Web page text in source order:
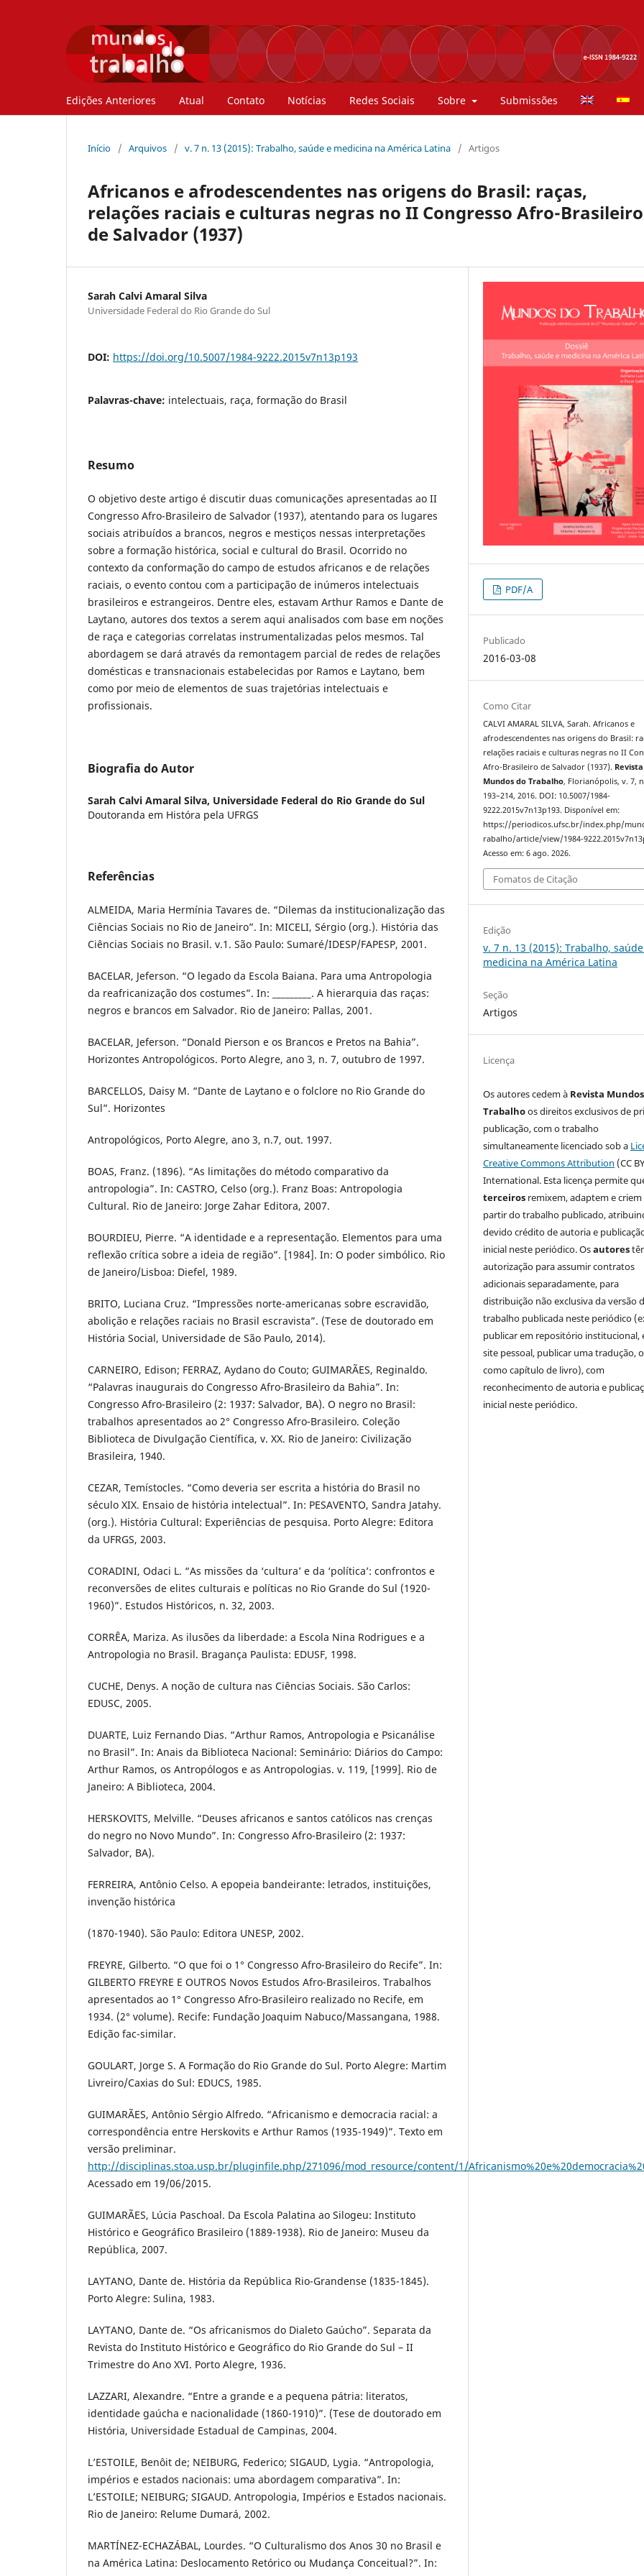
Edições Anteriores Atual Contato Notícias Redes Sociais Sobre Submissões
Início / Arquivos / v. 7 n. 13 (2015): Trabalho, saúde e medicina na América Latina / Artigos
Africanos e afrodescendentes nas origens do Brasil: raças,
relações raciais e culturas negras no II Congresso Afro-Brasileiro
de Salvador (1937)
Sarah Calvi Amaral Silva
Universidade Federal do Rio Grande do Sul
DOI: https://doi.org/10.5007/1984-9222.2015v7n13p193
Palavras-chave: intelectuais, raça, formação do Brasil
Resumo
O objetivo deste artigo é discutir duas comunicações apresentadas ao II
Congresso Afro-Brasileiro de Salvador (1937), atentando para os lugares
sociais atribuídos a brancos, negros e mestiços nessas interpretações
sobre a formação histórica, social e cultural do Brasil. Ocorrido no
contexto da conformação do campo de estudos africanos e de relações
raciais, o evento contou com a participação de inúmeros intelectuais
brasileiros e estrangeiros. Dentre eles, estavam Arthur Ramos e Dante de
Laytano, autores dos textos a serem aqui analisados com base em noções
de raça e categorias correlatas instrumentalizadas pelos mesmos. Tal
abordagem se dará através da remontagem parcial de redes de relações
domésticas e transnacionais estabelecidas por Ramos e Laytano, bem
como por meio de elementos de suas trajetórias intelectuais e
profissionais.
Biografia do Autor
Sarah Calvi Amaral Silva, Universidade Federal do Rio Grande do Sul
Doutoranda em Históra pela UFRGS
Referências
ALMEIDA, Maria Hermínia Tavares de. “Dilemas da institucionalização das
Ciências Sociais no Rio de Janeiro”. In: MICELI, Sérgio (org.). História das
Ciências Sociais no Brasil. v.1. São Paulo: Sumaré/IDESP/FAPESP, 2001.
BACELAR, Jeferson. “O legado da Escola Baiana. Para uma Antropologia
da reafricanização dos costumes”. In: _________. A hierarquia das raças:
negros e brancos em Salvador. Rio de Janeiro: Pallas, 2001.
BACELAR, Jeferson. “Donald Pierson e os Brancos e Pretos na Bahia”.
Horizontes Antropológicos. Porto Alegre, ano 3, n. 7, outubro de 1997.
BARCELLOS, Daisy M. “Dante de Laytano e o folclore no Rio Grande do
Sul”. Horizontes
Antropológicos, Porto Alegre, ano 3, n.7, out. 1997.
BOAS, Franz. (1896). “As limitações do método comparativo da
antropologia”. In: CASTRO, Celso (org.). Franz Boas: Antropologia
Cultural. Rio de Janeiro: Jorge Zahar Editora, 2007.
BOURDIEU, Pierre. “A identidade e a representação. Elementos para uma
reflexão crítica sobre a ideia de região”. [1984]. In: O poder simbólico. Rio
de Janeiro/Lisboa: Diefel, 1989.
BRITO, Luciana Cruz. “Impressões norte-americanas sobre escravidão,
abolição e relações raciais no Brasil escravista”. (Tese de doutorado em
História Social, Universidade de São Paulo, 2014).
CARNEIRO, Edison; FERRAZ, Aydano do Couto; GUIMARÃES, Reginaldo.
“Palavras inaugurais do Congresso Afro-Brasileiro da Bahia”. In:
Congresso Afro-Brasileiro (2: 1937: Salvador, BA). O negro no Brasil:
trabalhos apresentados ao 2° Congresso Afro-Brasileiro. Coleção
Biblioteca de Divulgação Científica, v. XX. Rio de Janeiro: Civilização
Brasileira, 1940.
CEZAR, Temístocles. “Como deveria ser escrita a história do Brasil no
século XIX. Ensaio de história intelectual”. In: PESAVENTO, Sandra Jatahy.
(org.). História Cultural: Experiências de pesquisa. Porto Alegre: Editora
da UFRGS, 2003.
CORADINI, Odaci L. “As missões da ‘cultura’ e da ‘política’: confrontos e
reconversões de elites culturais e políticas no Rio Grande do Sul (1920-
1960)”. Estudos Históricos, n. 32, 2003.
CORRÊA, Mariza. As ilusões da liberdade: a Escola Nina Rodrigues e a
Antropologia no Brasil. Bragança Paulista: EDUSF, 1998.
CUCHE, Denys. A noção de cultura nas Ciências Sociais. São Carlos:
EDUSC, 2005.
DUARTE, Luiz Fernando Dias. “Arthur Ramos, Antropologia e Psicanálise
no Brasil”. In: Anais da Biblioteca Nacional: Seminário: Diários do Campo:
Arthur Ramos, os Antropólogos e as Antropologias. v. 119, [1999]. Rio de
Janeiro: A Biblioteca, 2004.
HERSKOVITS, Melville. “Deuses africanos e santos católicos nas crenças
do negro no Novo Mundo”. In: Congresso Afro-Brasileiro (2: 1937:
Salvador, BA).
FERREIRA, Antônio Celso. A epopeia bandeirante: letrados, instituições,
invenção histórica
(1870-1940). São Paulo: Editora UNESP, 2002.
FREYRE, Gilberto. “O que foi o 1° Congresso Afro-Brasileiro do Recife”. In:
GILBERTO FREYRE E OUTROS Novos Estudos Afro-Brasileiros. Trabalhos
apresentados ao 1° Congresso Afro-Brasileiro realizado no Recife, em
1934. (2° volume). Recife: Fundação Joaquim Nabuco/Massangana, 1988.
Edição fac-similar.
GOULART, Jorge S. A Formação do Rio Grande do Sul. Porto Alegre: Martim
Livreiro/Caxias do Sul: EDUCS, 1985.
GUIMARÃES, Antônio Sérgio Alfredo. “Africanismo e democracia racial: a
correspondência entre Herskovits e Arthur Ramos (1935-1949)”. Texto em
versão preliminar.
http://disciplinas.stoa.usp.br/pluginfile.php/271096/mod_resource/content/1/
Acessado em 19/06/2015.
GUIMARÃES, Lúcia Paschoal. Da Escola Palatina ao Silogeu: Instituto
Histórico e Geográfico Brasileiro (1889-1938). Rio de Janeiro: Museu da
República, 2007.
LAYTANO, Dante de. História da República Rio-Grandense (1835-1845).
Porto Alegre: Sulina, 1983.
LAYTANO, Dante de. “Os africanismos do Dialeto Gaúcho”. Separata da
Revista do Instituto Histórico e Geográfico do Rio Grande do Sul – II
Trimestre do Ano XVI. Porto Alegre, 1936.
LAZZARI, Alexandre. “Entre a grande e a pequena pátria: literatos,
identidade gaúcha e nacionalidade (1860-1910)”. (Tese de doutorado em
História, Universidade Estadual de Campinas, 2004.
L’ESTOILE, Benôit de; NEIBURG, Federico; SIGAUD, Lygia. “Antropologia,
impérios e estados nacionais: uma abordagem comparativa”. In:
L’ESTOILE; NEIBURG; SIGAUD. Antropologia, Impérios e Estados nacionais.
Rio de Janeiro: Relume Dumará, 2002.
MARTÍNEZ-ECHAZÁBAL, Lourdes. “O Culturalismo dos Anos 30 no Brasil e
na América Latina: Deslocamento Retórico ou Mudança Conceitual?”. In:
PDF/A
Publicado
2016-03-08
Como Citar
CALVI AMARAL SILVA, Sarah. Africanos e
afrodescendentes nas origens do Brasil:
relações raciais e culturas negras no II
Afro-Brasileiro de Salvador (1937). Revista
Mundos do Trabalho, Florianópolis, v. 7,
193–214, 2016. DOI: 10.5007/1984-
9222.2015v7n13p193. Disponível em:
https://periodicos.ufsc.br/index.php/
rabalho/article/view/1984-
Acesso em: 6 ago. 2026.
Fomatos de Citação
Edição
v. 7 n. 13 (2015): Trabalho,
medicina na América Latina
Seção
Artigos
Licença
Os autores cedem à Revista
Trabalhoos direitos exclusivos de
publicação, com o trabalho
simultaneamente licenciado sob a
Creative Commons Attribution (CC
International. Esta licença permite
terceiros remixem, adaptem e criem
partir do trabalho publicado,
devido crédito de autoria e
inicial neste periódico. Osautores
autorização para assumir contratos
adicionais separadamente, para
distribuição não exclusiva da versão
trabalho publicada neste periódico
publicar em repositório institucional,
site pessoal, publicar uma tradução,
como capítulo de livro), com
reconhecimento de autoria e
inicial neste periódico.